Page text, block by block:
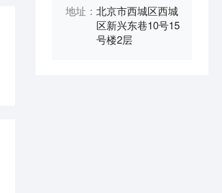
地址： 北京市西城区西城
区新兴东巷10号15
号楼2层